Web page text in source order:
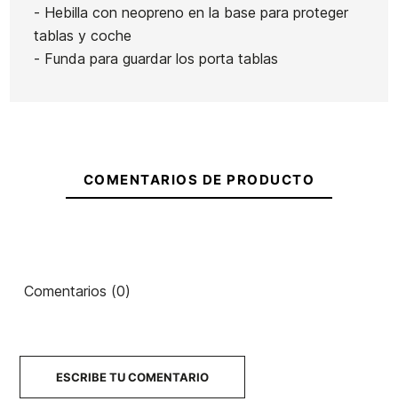
- Hebilla con neopreno en la base para proteger
tablas y coche
- Funda para guardar los porta tablas
Ean13 21098654
Funda ECS Nylon 7,6
Funda ECS Nylon Fun
COMENTARIOS DE PRODUCTO
Comentarios (0)
ESCRIBE TU COMENTARIO